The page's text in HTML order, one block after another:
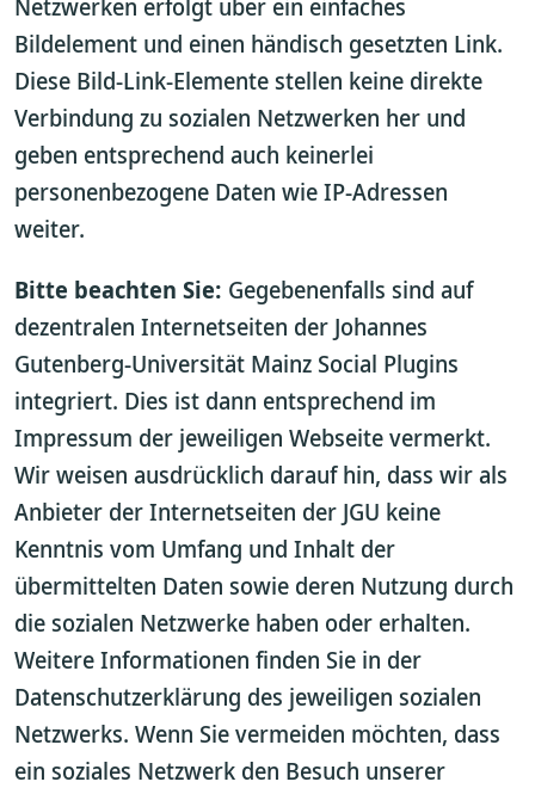
Netzwerken erfolgt über ein einfaches
Bildelement und einen händisch gesetzten Link.
Diese Bild-Link-Elemente stellen keine direkte
Verbindung zu sozialen Netzwerken her und
geben entsprechend auch keinerlei
personenbezogene Daten wie IP-Adressen
weiter.
Bitte beachten Sie: Gegebenenfalls sind auf
dezentralen Internetseiten der Johannes
Gutenberg-Universität Mainz Social Plugins
integriert. Dies ist dann entsprechend im
Impressum der jeweiligen Webseite vermerkt.
Wir weisen ausdrücklich darauf hin, dass wir als
Anbieter der Internetseiten der JGU keine
Kenntnis vom Umfang und Inhalt der
übermittelten Daten sowie deren Nutzung durch
die sozialen Netzwerke haben oder erhalten.
Weitere Informationen finden Sie in der
Datenschutzerklärung des jeweiligen sozialen
Netzwerks. Wenn Sie vermeiden möchten, dass
ein soziales Netzwerk den Besuch unserer